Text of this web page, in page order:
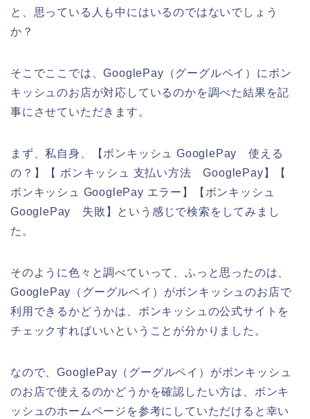
と、思っている人も中にはいるのではないでしょう
か？
そこでここでは、GooglePay（グーグルペイ）にボン
キッシュのお店が対応しているのかを調べた結果を記
事にさせていただきます。
まず、私自身、【ボンキッシュ GooglePay 使える
の？】【 ボンキッシュ 支払い方法 GooglePay】【
ボンキッシュ GooglePay エラー】【ボンキッシュ
GooglePay 失敗】という感じで検索をしてみまし
た。
そのように色々と調べていって、ふっと思ったのは、
GooglePay（グーグルペイ）がボンキッシュのお店で
利用できるかどうかは、ボンキッシュの公式サイトを
チェックすればいいということが分かりました。
なので、GooglePay（グーグルペイ）がボンキッシュ
のお店で使えるのかどうかを確認したい方は、ボンキ
ッシュのホームページを参考にしていただけると幸い